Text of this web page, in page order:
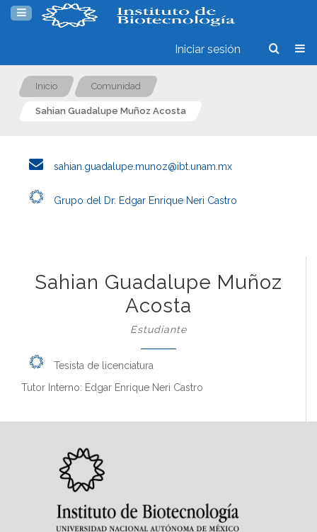
Iniciar sesión
Inicio Comunidad
Sahian Guadalupe Muñoz Acosta
sahian.guadalupe.munoz@ibt.unam.mx
Grupo del Dr. Edgar Enrique Neri Castro
Sahian Guadalupe Muñoz
Acosta
Estudiante
Tesista de licenciatura
Tutor Interno: Edgar Enrique Neri Castro